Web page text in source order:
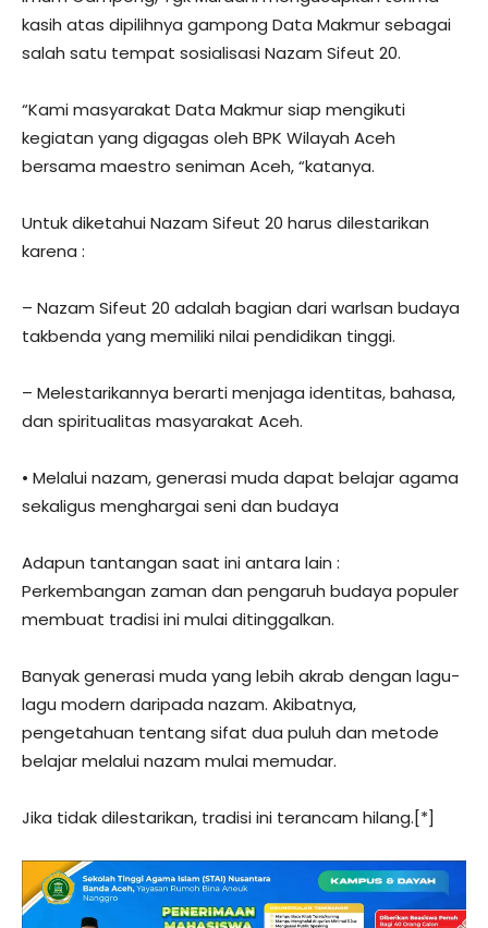
kasih atas dipilihnya gampong Data Makmur sebagai
salah satu tempat sosialisasi Nazam Sifeut 20.
“Kami masyarakat Data Makmur siap mengikuti
kegiatan yang digagas oleh BPK Wilayah Aceh
bersama maestro seniman Aceh, “katanya.
Untuk diketahui Nazam Sifeut 20 harus dilestarikan
karena :
– Nazam Sifeut 20 adalah bagian dari warlsan budaya
takbenda yang memiliki nilai pendidikan tinggi.
– Melestarikannya berarti menjaga identitas, bahasa,
dan spiritualitas masyarakat Aceh.
• Melalui nazam, generasi muda dapat belajar agama
sekaligus menghargai seni dan budaya
Adapun tantangan saat ini antara lain :
Perkembangan zaman dan pengaruh budaya populer
membuat tradisi ini mulai ditinggalkan.
Banyak generasi muda yang lebih akrab dengan lagu-
lagu modern daripada nazam. Akibatnya,
pengetahuan tentang sifat dua puluh dan metode
belajar melalui nazam mulai memudar.
Jika tidak dilestarikan, tradisi ini terancam hilang.[*]